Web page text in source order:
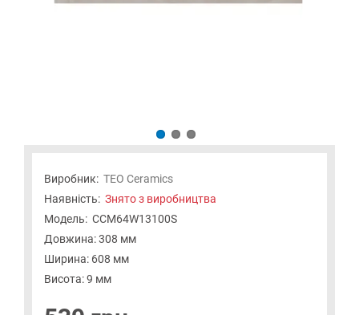
Виробник: TEO Ceramics
Наявність: Знято з виробництва
Модель: СCM64W13100S
Довжина: 308 мм
Ширина: 608 мм
Висота: 9 мм